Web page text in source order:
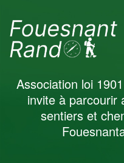
Juin 2025
Association loi
invite à parcourir
sentiers et